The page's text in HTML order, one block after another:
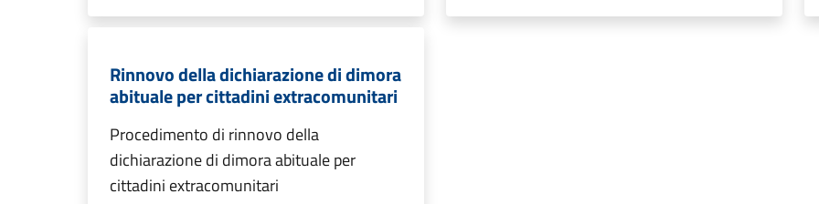
Rinnovo della dichiarazione di dimora
abituale per cittadini extracomunitari
Procedimento di rinnovo della
dichiarazione di dimora abituale per
cittadini extracomunitari